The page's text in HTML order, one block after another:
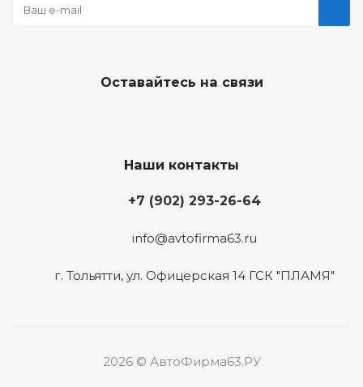
Оставайтесь на связи
Наши контакты
+7 (902) 293-26-64
info@avtofirma63.ru
г. Тольятти, ул. Офицерская 14 ГСК "ПЛАМЯ"
2026 © АвтоФирма63.РУ